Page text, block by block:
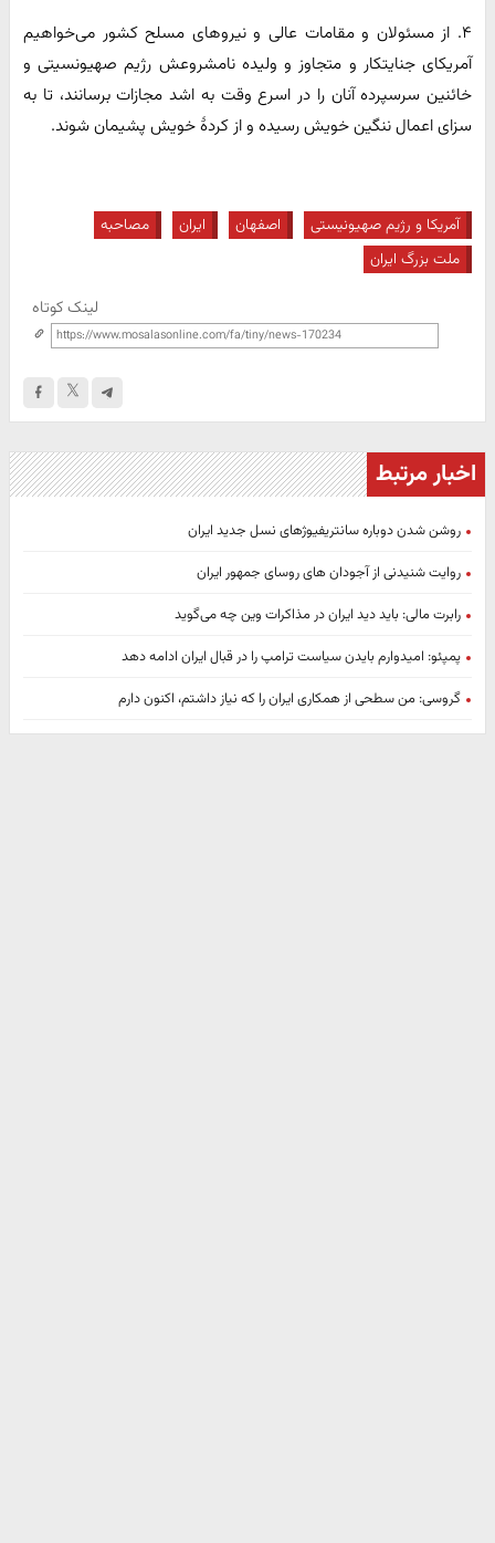
۴. از مسئولان و مقامات عالی و نیروهای مسلح کشور می‌خواهیم
آمریکای جنایتکار و متجاوز و ولیده نامشروعش رژیم صهیونسیتی و
خائنین سرسپرده آنان را در اسرع وقت به اشد مجازات برسانند، تا به
سزای اعمال ننگین خویش رسیده و از کردۀ خویش پشیمان شوند.
آمریکا و رژیم صهیونیستی اصفهان ایران
مصاحبه
ملت بزرگ ایران
لینک کوتاه
اخبار مرتبط
روشن شدن دوباره سانتریفیوژهای نسل جدید ایران
روایت شنیدنی از آجودان های روسای جمهور ایران
رابرت مالی: باید دید ایران در مذاکرات وین چه می‌گوید
پمپئو: امیدوارم بایدن سیاست ترامپ را در قبال ایران ادامه دهد
گروسی: من سطحی از همکاری ایران را که نیاز داشتم، اکنون دارم